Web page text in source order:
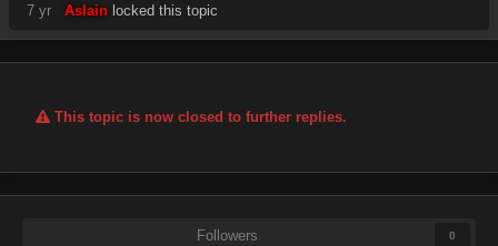
7 yr Aslain locked this topic
This topic is now closed to further replies.
Followers 0